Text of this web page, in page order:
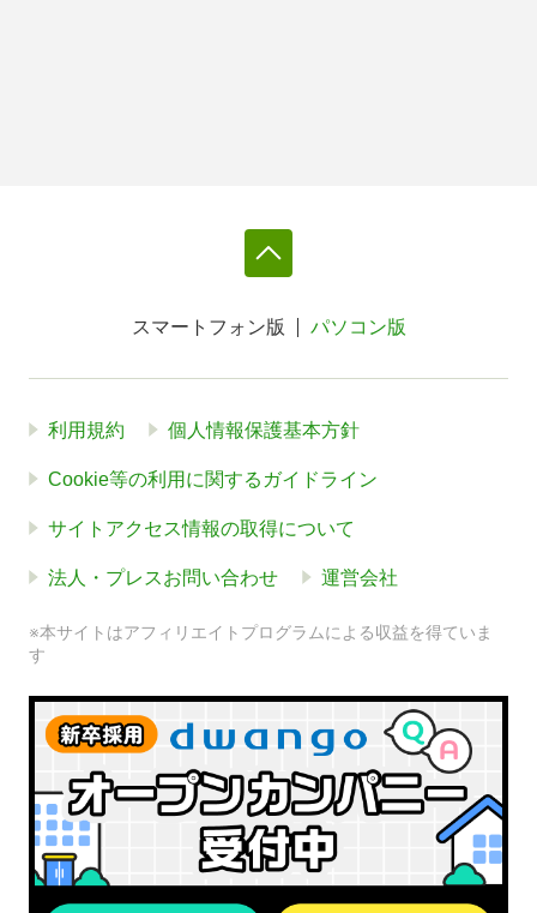
スマートフォン版 パソコン版
利用規約 個人情報保護基本方針
Cookie等の利用に関するガイドライン
サイトアクセス情報の取得について
法人・プレスお問い合わせ 運営会社
※本サイトはアフィリエイトプログラムによる収益を得ていま
す